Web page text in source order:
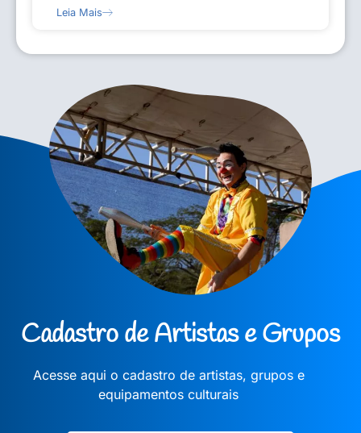
Leia Mais
Cadastro de Artistas e Grupos
Acesse aqui o cadastro de artistas, grupos e
equipamentos culturais